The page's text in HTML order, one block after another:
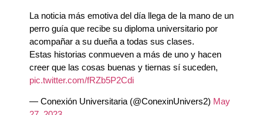
La noticia más emotiva del día llega de la mano de un
perro guía que recibe su diploma universitario por
acompañar a su dueña a todas sus clases.
Estas historias conmueven a más de uno y hacen
creer que las cosas buenas y tiernas sí suceden,
pic.twitter.com/fRZb5P2Cdi
— Conexión Universitaria (@ConexinUnivers2) May